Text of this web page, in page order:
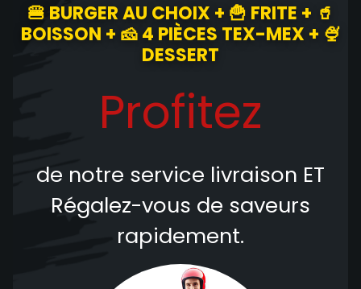
🍔 BURGER AU CHOIX + 🍟 FRITE + 🥤
BOISSON + 🧀 4 PIÈCES TEX-MEX + 🍨
DESSERT
Profitez
de notre service livraison ET
Régalez-vous de saveurs
rapidement.